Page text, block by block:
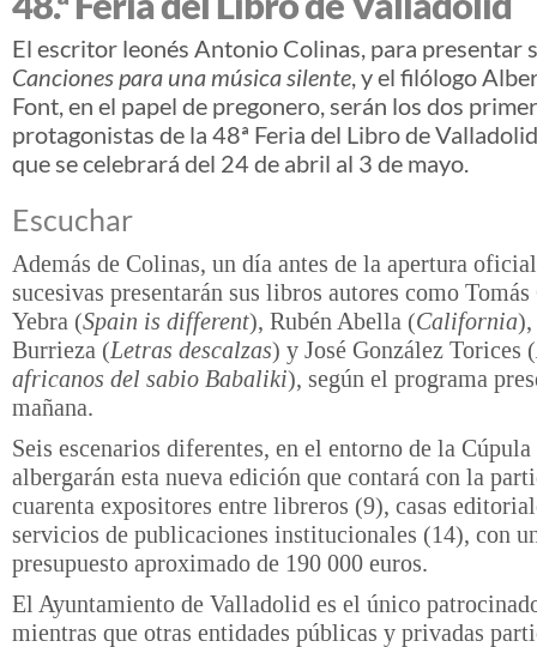
El escritor leonés Antonio Colinas, para presentar
Canciones para una música silente, y el filólogo
Font, en el papel de pregonero, serán los dos
protagonistas de la 48ª Feria del Libro de
que se celebrará del 24 de abril al 3 de mayo.
Escuchar
Además de Colinas, un día antes de la apertura
sucesivas presentarán sus libros autores como
Yebra (Spain is different), Rubén Abella (California),
Burrieza (Letras descalzas) y José González Torices (
africanos del sabio Babaliki), según el programa
mañana.
Seis escenarios diferentes, en el entorno de la
albergarán esta nueva edición que contará con la
cuarenta expositores entre libreros (9), casas
servicios de publicaciones institucionales (14), con
presupuesto aproximado de 190 000 euros.
El Ayuntamiento de Valladolid es el único
mientras que otras entidades públicas y privadas